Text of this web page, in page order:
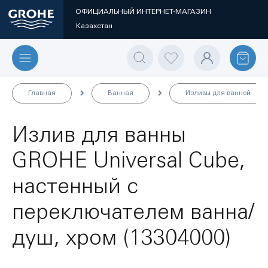
ОФИЦИАЛЬНЫЙ ИНТЕРНЕТ-МАГАЗИН
Казахстан
Главная Ванная Изливы для ванной
Излив для ванны
GROHE Universal Cube,
настенный с
переключателем ванна/
душ, хром (13304000)